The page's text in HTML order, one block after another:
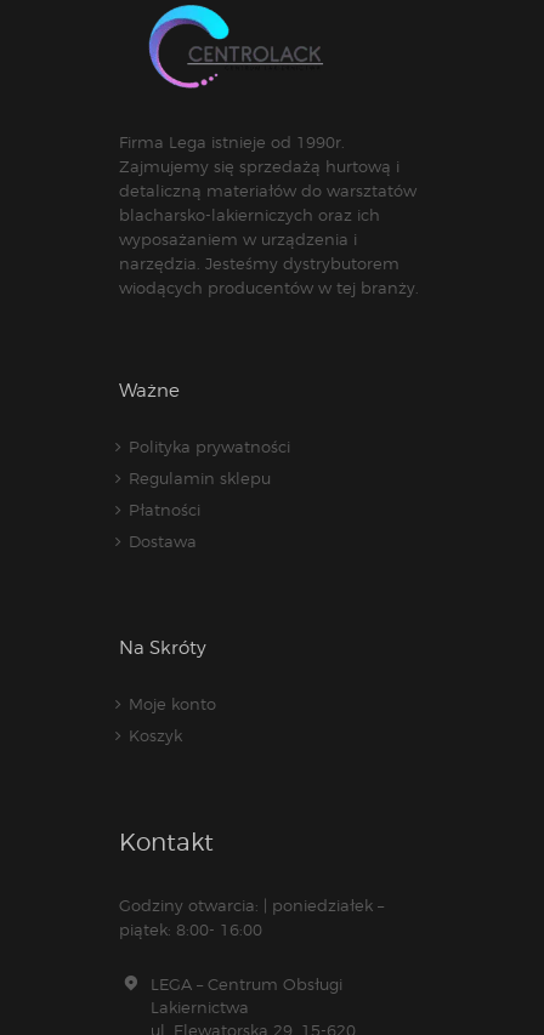
Firma Lega istnieje od 1990r.
Zajmujemy się sprzedażą hurtową i
detaliczną materiałów do warsztatów
blacharsko-lakierniczych oraz ich
wyposażaniem w urządzenia i
narzędzia. Jesteśmy dystrybutorem
wiodących producentów w tej branży.
Ważne
Polityka prywatności
Regulamin sklepu
Płatności
Dostawa
Na Skróty
Moje konto
Koszyk
Kontakt
Godziny otwarcia: | poniedziałek –
piątek: 8:00- 16:00
LEGA – Centrum Obsługi
Lakiernictwa
ul. Elewatorska 29, 15-620